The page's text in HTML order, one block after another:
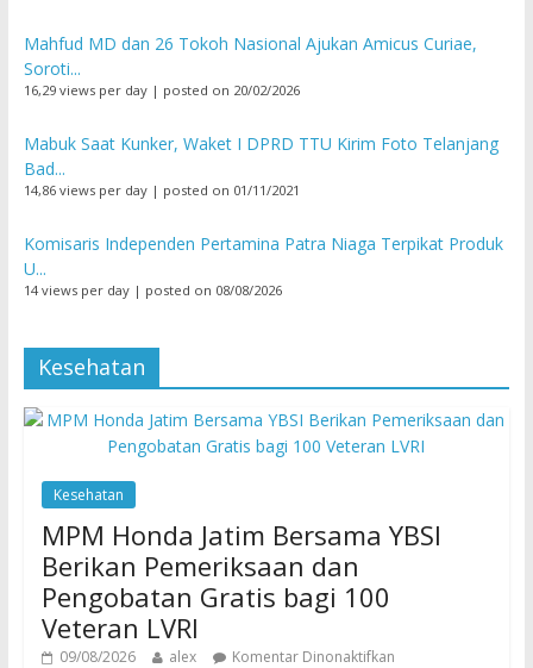
Mahfud MD dan 26 Tokoh Nasional Ajukan Amicus Curiae,
Soroti...
16,29 views per day| posted on 20/02/2026
Mabuk Saat Kunker, Waket I DPRD TTU Kirim Foto Telanjang
Bad...
14,86 views per day| posted on 01/11/2021
Komisaris Independen Pertamina Patra Niaga Terpikat Produk
U...
14 views per day| posted on 08/08/2026
Kesehatan
Kesehatan
MPM Honda Jatim Bersama YBSI
Berikan Pemeriksaan dan
Pengobatan Gratis bagi 100
Veteran LVRI
09/08/2026 alex Komentar Dinonaktifkan